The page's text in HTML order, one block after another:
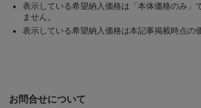
表示している希望納入価格は「本体価格のみ」
ません。
表示している希望納入価格は本記事掲載時点の
お問合せについて